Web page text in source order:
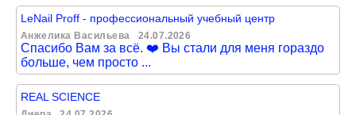
LeNail Proff - профессиональный учебный центр
Анжелика Васильева 24.07.2026
Спасибо Вам за всё. ❤️ Вы стали для меня гораздо
больше, чем просто ...
REAL SCIENCE